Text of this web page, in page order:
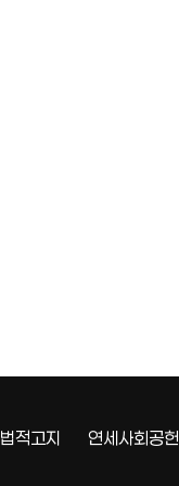
법적고지 연세사회공헌